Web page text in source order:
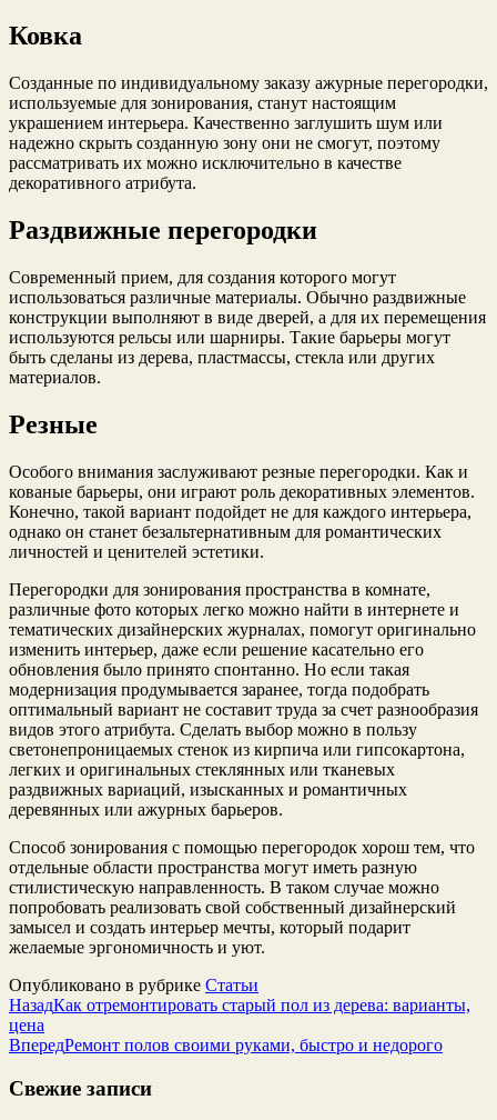
Ковка
Созданные по индивидуальному заказу ажурные перегородки,
используемые для зонирования, станут настоящим
украшением интерьера. Качественно заглушить шум или
надежно скрыть созданную зону они не смогут, поэтому
рассматривать их можно исключительно в качестве
декоративного атрибута.
Раздвижные перегородки
Современный прием, для создания которого могут
использоваться различные материалы. Обычно раздвижные
конструкции выполняют в виде дверей, а для их перемещения
используются рельсы или шарниры. Такие барьеры могут
быть сделаны из дерева, пластмассы, стекла или других
материалов.
Резные
Особого внимания заслуживают резные перегородки. Как и
кованые барьеры, они играют роль декоративных элементов.
Конечно, такой вариант подойдет не для каждого интерьера,
однако он станет безальтернативным для романтических
личностей и ценителей эстетики.
Перегородки для зонирования пространства в комнате,
различные фото которых легко можно найти в интернете и
тематических дизайнерских журналах, помогут оригинально
изменить интерьер, даже если решение касательно его
обновления было принято спонтанно. Но если такая
модернизация продумывается заранее, тогда подобрать
оптимальный вариант не составит труда за счет разнообразия
видов этого атрибута. Сделать выбор можно в пользу
светонепроницаемых стенок из кирпича или гипсокартона,
легких и оригинальных стеклянных или тканевых
раздвижных вариаций, изысканных и романтичных
деревянных или ажурных барьеров.
Способ зонирования с помощью перегородок хорош тем, что
отдельные области пространства могут иметь разную
стилистическую направленность. В таком случае можно
попробовать реализовать свой собственный дизайнерский
замысел и создать интерьер мечты, который подарит
желаемые эргономичность и уют.
Опубликовано в рубрике Статьи
НазадКак отремонтировать старый пол из дерева: варианты,
цена
ВпередРемонт полов своими руками, быстро и недорого
Свежие записи